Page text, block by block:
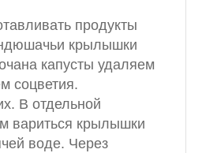
продукты
крылышки
капусты удаляем
соцветия.
В отдельной
вариться крылышки
воде. Через